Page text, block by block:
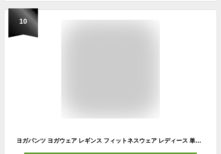
10
ヨガパンツ ヨガウェア レギンス フィットネスウェア レディース 単品 かわいい おしゃれ 速乾 スポーツウェア 体型カバー 大きいサイズ 柄 ダンス 派手 トレーニング ウォーキング ジョギング エクササイズ エアロビクス サイクリング ジム 体操 サイクリング S M L XL